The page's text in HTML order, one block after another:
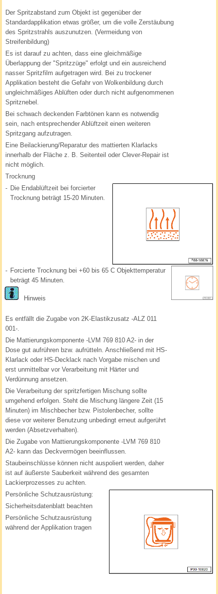
Der Spritzabstand zum Objekt ist gegenüber der
Standardapplikation etwas größer, um die volle Zerstäubung
des Spritzstrahls auszunutzen. (Vermeidung von
Streifenbildung)
Es ist darauf zu achten, dass eine gleichmäßige
Überlappung der "Spritzzüge" erfolgt und ein ausreichend
nasser Spritzfilm aufgetragen wird. Bei zu trockener
Applikation besteht die Gefahr von Wolkenbildung durch
ungleichmäßiges Ablüften oder durch nicht aufgenommenen
Spritznebel.
Bei schwach deckenden Farbtönen kann es notwendig
sein, nach entsprechender Ablüftzeit einen weiteren
Spritzgang aufzutragen.
Eine Beilackierung/Reparatur des mattierten Klarlacks
innerhalb der Fläche z. B. Seitenteil oder Clever-Repair ist
nicht möglich.
Trocknung
- Die Endablüftzeit bei forcierter
Trocknung beträgt 15-20 Minuten.
- Forcierte Trocknung bei +60 bis 65 C Objekttemperatur
beträgt 45 Minuten.
Hinweis
Es entfällt die Zugabe von 2K-Elastikzusatz -ALZ 011
001-.
Die Mattierungskomponente -LVM 769 810 A2- in der
Dose gut aufrühren bzw. aufrütteln. Anschließend mit HS-
Klarlack oder HS-Decklack nach Vorgabe mischen und
erst unmittelbar vor Verarbeitung mit Härter und
Verdünnung ansetzen.
Die Verarbeitung der spritzfertigen Mischung sollte
umgehend erfolgen. Steht die Mischung längere Zeit (15
Minuten) im Mischbecher bzw. Pistolenbecher, sollte
diese vor weiterer Benutzung unbedingt erneut aufgerührt
werden (Absetzverhalten).
Die Zugabe von Mattierungskomponente -LVM 769 810
A2- kann das Deckvermögen beeinflussen.
Staubeinschlüsse können nicht auspoliert werden, daher
ist auf äußerste Sauberkeit während des gesamten
Lackierprozesses zu achten.
Persönliche Schutzausrüstung:
Sicherheitsdatenblatt beachten
Persönliche Schutzausrüstung
während der Applikation tragen